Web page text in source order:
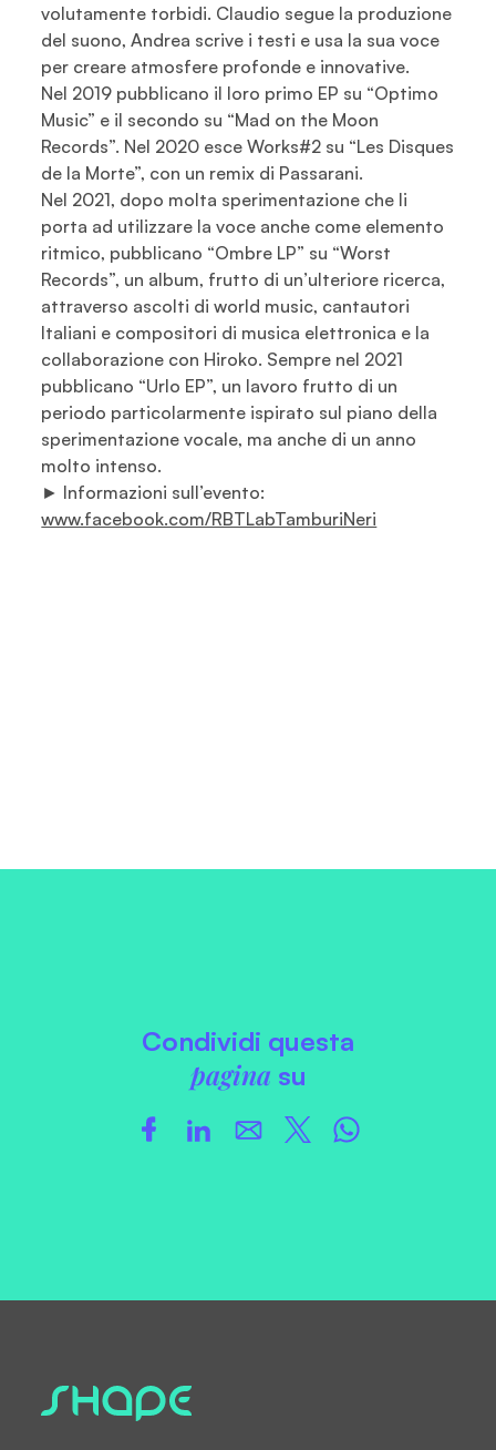
volutamente torbidi. Claudio segue la produzione
del suono, Andrea scrive i testi e usa la sua voce
per creare atmosfere profonde e innovative.
Nel 2019 pubblicano il loro primo EP su “Optimo
Music” e il secondo su “Mad on the Moon
Records”. Nel 2020 esce Works#2 su “Les Disques
de la Morte”, con un remix di Passarani.
Nel 2021, dopo molta sperimentazione che li
porta ad utilizzare la voce anche come elemento
ritmico, pubblicano “Ombre LP” su “Worst
Records”, un album, frutto di un’ulteriore ricerca,
attraverso ascolti di world music, cantautori
Italiani e compositori di musica elettronica e la
collaborazione con Hiroko. Sempre nel 2021
pubblicano “Urlo EP”, un lavoro frutto di un
periodo particolarmente ispirato sul piano della
sperimentazione vocale, ma anche di un anno
molto intenso.
► Informazioni sull’evento:
www.facebook.com/RBTLabTamburiNeri
Condividi questa
paginasu